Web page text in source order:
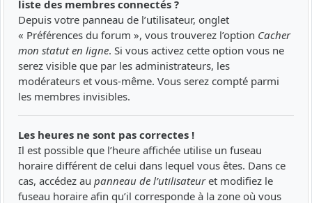
liste des membres connectés ?
Depuis votre panneau de l’utilisateur, onglet
« Préférences du forum », vous trouverez l’option Cacher
mon statut en ligne. Si vous activez cette option vous ne
serez visible que par les administrateurs, les
modérateurs et vous-même. Vous serez compté parmi
les membres invisibles.
Les heures ne sont pas correctes !
Il est possible que l’heure affichée utilise un fuseau
horaire différent de celui dans lequel vous êtes. Dans ce
cas, accédez au panneau de l’utilisateuret modifiez le
fuseau horaire afin qu’il corresponde à la zone où vous